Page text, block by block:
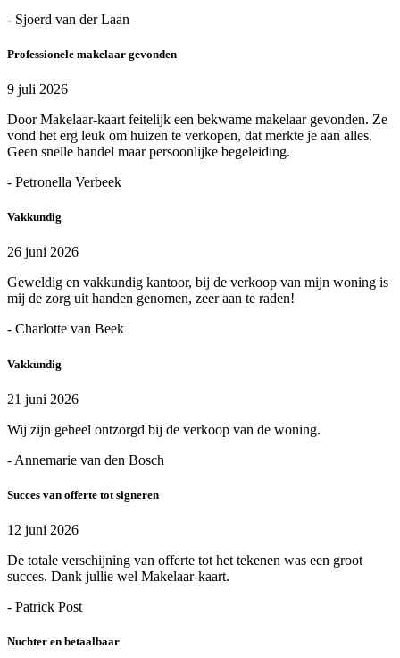
- Sjoerd van der Laan
Professionele makelaar gevonden
9 juli 2026
Door Makelaar-kaart feitelijk een bekwame makelaar gevonden. Ze
vond het erg leuk om huizen te verkopen, dat merkte je aan alles.
Geen snelle handel maar persoonlijke begeleiding.
- Petronella Verbeek
Vakkundig
26 juni 2026
Geweldig en vakkundig kantoor, bij de verkoop van mijn woning is
mij de zorg uit handen genomen, zeer aan te raden!
- Charlotte van Beek
Vakkundig
21 juni 2026
Wij zijn geheel ontzorgd bij de verkoop van de woning.
- Annemarie van den Bosch
Succes van offerte tot signeren
12 juni 2026
De totale verschijning van offerte tot het tekenen was een groot
succes. Dank jullie wel Makelaar-kaart.
- Patrick Post
Nuchter en betaalbaar